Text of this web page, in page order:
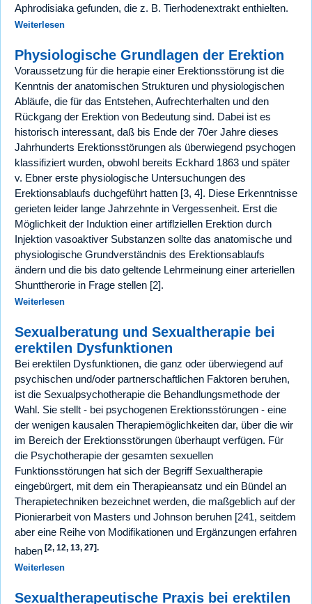
Aphrodisiaka gefunden, die z. B. Tierhodenextrakt enthielten.
Weiterlesen
Physiologische Grundlagen der Erektion
Voraussetzung für die herapie einer Erektionsstörung ist die
Kenntnis der anatomischen Strukturen und physiologischen
Abläufe, die für das Entstehen, Aufrechterhalten und den
Rückgang der Erektion von Bedeutung sind. Dabei ist es
historisch interessant, daß bis Ende der 70er Jahre dieses
Jahrhunderts Erektionsstörungen als überwiegend psychogen
klassifiziert wurden, obwohl bereits Eckhard 1863 und später
v. Ebner erste physiologische Untersuchungen des
Erektionsablaufs duchgeführt hatten [3, 4]. Diese Erkenntnisse
gerieten leider lange Jahrzehnte in Vergessenheit. Erst die
Möglichkeit der Induktion einer artiflziellen Erektion durch
Injektion vasoaktiver Substanzen sollte das anatomische und
physiologische Grundverständnis des Erektionsablaufs
ändern und die bis dato geltende Lehrmeinung einer arteriellen
Shunttherorie in Frage stellen [2].
Weiterlesen
Sexualberatung und Sexualtherapie bei
erektilen Dysfunktionen
Bei erektilen Dysfunktionen, die ganz oder überwiegend auf
psychischen und/oder partnerschaftlichen Faktoren beruhen,
ist die Sexualpsychotherapie die Behandlungsmethode der
Wahl. Sie stellt - bei psychogenen Erektionsstörungen - eine
der wenigen kausalen Therapiemöglichkeiten dar, über die wir
im Bereich der Erektionsstörungen überhaupt verfügen. Für
die Psychotherapie der gesamten sexuellen
Funktionsstörungen hat sich der Begriff Sexualtherapie
eingebürgert, mit dem ein Therapieansatz und ein Bündel an
Therapietechniken bezeichnet werden, die maßgeblich auf der
Pionierarbeit von Masters und Johnson beruhen [241, seitdem
aber eine Reihe von Modifikationen und Ergänzungen erfahren
haben [2, 12, 13, 27].
Weiterlesen
Sexualtherapeutische Praxis bei erektilen